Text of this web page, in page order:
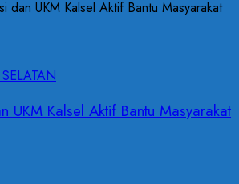
UKM Kalsel Aktif Bantu Masyarakat